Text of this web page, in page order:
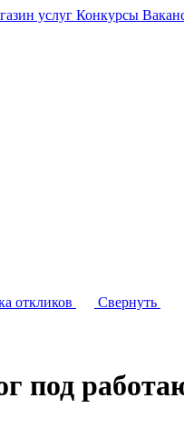
услуг Конкурсы
откликов Свернуть
под